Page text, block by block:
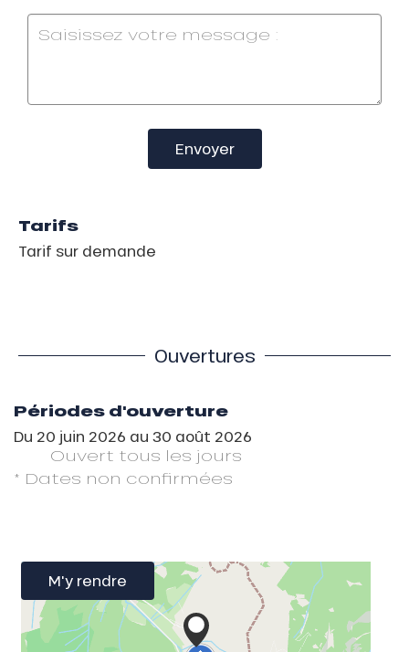
Envoyer
Tarifs
Tarif sur demande
Ouvertures
Périodes d'ouverture
Du 20 juin 2026 au 30 août 2026
Ouvert tous les jours
* Dates non confirmées
M'y rendre